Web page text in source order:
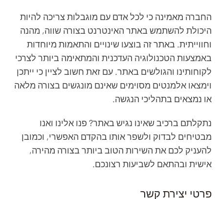
החברה מאמינה כי לכל אדם עם מוגבלות צריכה להיות
היכולת להשתמש באתר האינטרנט בצורה שווה, מהנה
וחווייתית. באתר זה בוצעו שינויים והתאמות מיוחדות
באמצעות הטכנולוגיה העדכנית והמתאימה ביותר לצרכי
לקוחותינו והגולשים באתר. עם זאת חשוב לציין כי ייתכן
וימצאו אלמנטים מסוימים שאינם מונגשים בצורה מלאה
או נמצאים בתהליכי הנגשה.
נתקלתם ברכיב שאינו נגיש באתר? פנו אלינו ואנו
מבטיחים לבדוק ולשפר אותו בהקדם האפשרי, וכמובן
להעניק לכם את השירות הטוב ביותר בצורה מהירה,
אישית ובהתאם לשביעות רצונכם.
פרטי יצירת קשר